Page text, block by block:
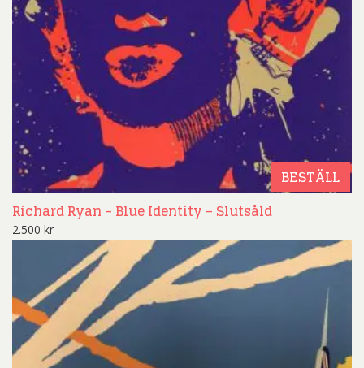
BESTÄLL
Richard Ryan – Blue Identity – Slutsåld
2.500 kr